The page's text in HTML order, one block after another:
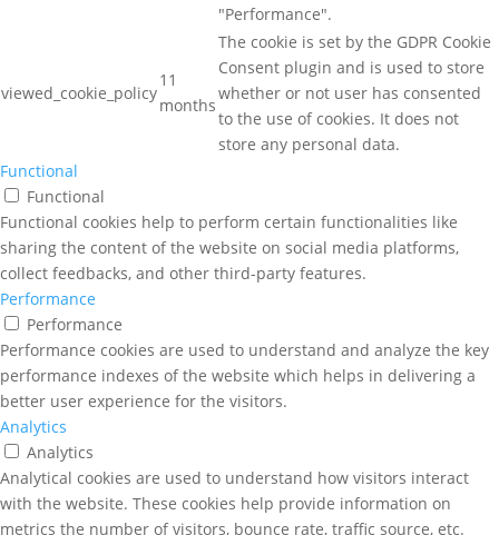
"Performance".
viewed_cookie_policy
11
months
The cookie is set by the GDPR Cookie
Consent plugin and is used to store
whether or not user has consented
to the use of cookies. It does not
store any personal data.
Functional
Functional
Functional cookies help to perform certain functionalities like
sharing the content of the website on social media platforms,
collect feedbacks, and other third-party features.
Performance
Performance
Performance cookies are used to understand and analyze the key
performance indexes of the website which helps in delivering a
better user experience for the visitors.
Analytics
Analytics
Analytical cookies are used to understand how visitors interact
with the website. These cookies help provide information on
metrics the number of visitors, bounce rate, traffic source, etc.